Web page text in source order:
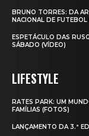
BRUNO TORRES: DA
NACIONAL DE
ESPETÁCULO DAS
SÁBADO (VÍDEO)
LIFESTYLE
RATES PARK: UM
FAMÍLIAS (FOTOS)
LANÇAMENTO DA 3.ª